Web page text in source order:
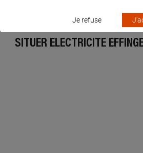
SITUER ELECTRICITE
Je refuse